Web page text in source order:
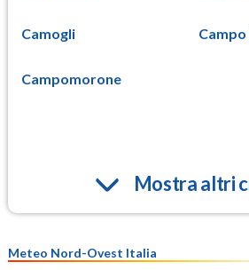
Camogli
Campomorone
Mostra altri
Meteo Nord-Ovest Italia